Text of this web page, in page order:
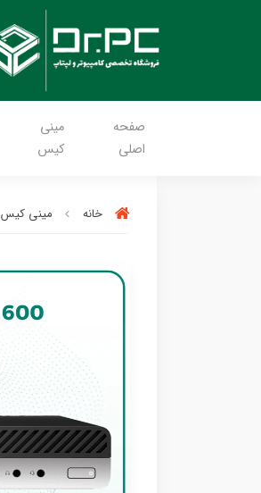
صفحه
اصلی
مینی
کیس
خانه مینی کیس